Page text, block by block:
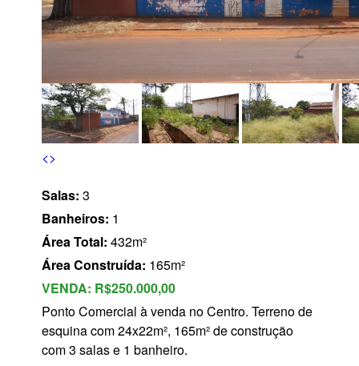
<>
Salas: 3
Banheiros: 1
Área Total: 432m²
Área Construída: 165m²
VENDA: R$250.000,00
Ponto Comercial à venda no Centro. Terreno de
esquina com 24x22m², 165m² de construção
com 3 salas e 1 banheiro.